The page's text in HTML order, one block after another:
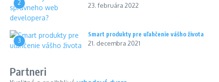
2 23. februára 2022
3
Smart produkty pre uľahčenie vášho života
21. decembra 2021
Partneri